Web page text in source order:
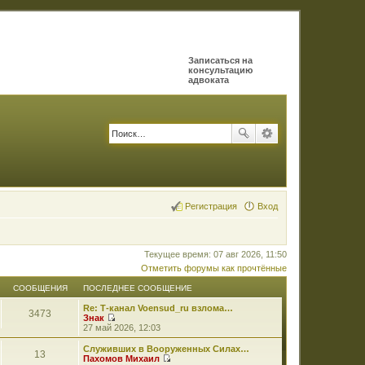
Записаться на
консультацию
адвоката
Вход
Регистрация
Текущее время: 07 авг 2026, 11:50
Отметить форумы как прочтённые
СООБЩЕНИЯ ПОСЛЕДНЕЕ СООБЩЕНИЕ
3473
Re: Т-канал Voensud_ru взлома…
Знак
П
е
р
е
27 май 2026, 12:03
13
Служивших в Вооруженных Силах…
Пахомов Михаил